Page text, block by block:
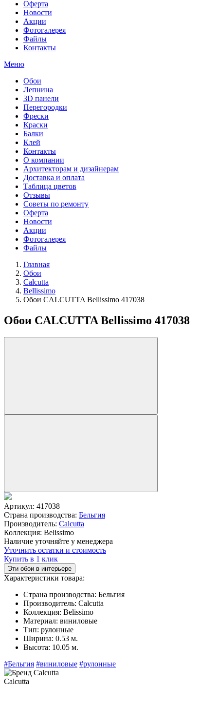
Оферта
Новости
Акции
Фотогалерея
Файлы
Контакты
Меню
Обои
Лепнина
3D панели
Перегородки
Фрески
Краски
Балки
Клей
Контакты
О компании
Архитекторам и дизайнерам
Доставка и оплата
Таблица цветов
Отзывы
Советы по ремонту
Оферта
Новости
Акции
Фотогалерея
Файлы
Главная
Обои
Calcutta
Bellissimo
Обои CALCUTTA Bellissimo 417038
Обои CALCUTTA Bellissimo 417038
Артикул: 417038
Страна производства: Бельгия
Производитель: Calcutta
Коллекция: Belissimo
Наличие уточняйте у менеджера
Уточнить остатки и стоимость
Купить в 1 клик
Эти обои в интерьере
Характеристики товара:
Страна производства: Бельгия
Производитель: Calcutta
Коллекция: Belissimo
Материал: виниловые
Тип: рулонные
Ширина: 0.53 м.
Высота: 10.05 м.
#Бельгия #виниловые #рулонные
Calcutta